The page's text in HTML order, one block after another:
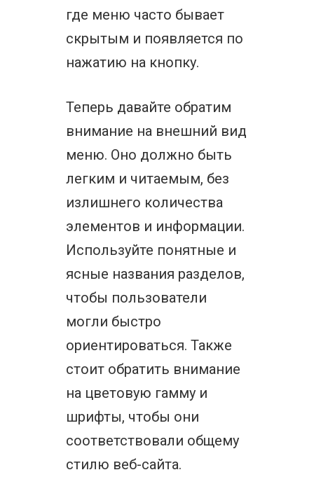
где меню часто бывает
скрытым и появляется по
нажатию на кнопку.
Теперь давайте обратим
внимание на внешний вид
меню. Оно должно быть
легким и читаемым, без
излишнего количества
элементов и информации.
Используйте понятные и
ясные названия разделов,
чтобы пользователи
могли быстро
ориентироваться. Также
стоит обратить внимание
на цветовую гамму и
шрифты, чтобы они
соответствовали общему
стилю веб-сайта.